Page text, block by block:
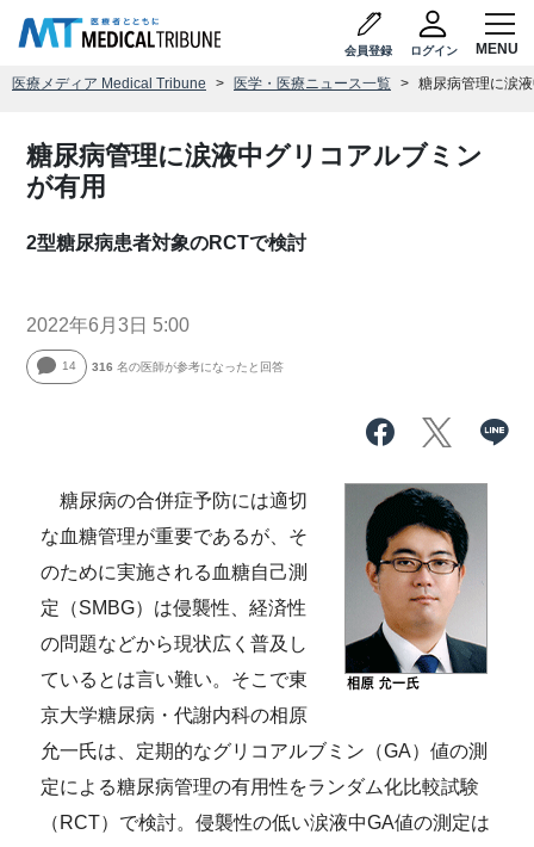
会員登録 ログイン
医療メディア Medical Tribune 医学・医療ニュース一覧 糖尿病管理に涙
糖尿病管理に涙液中グリコアルブミン
が有用
2型糖尿病患者対象のRCTで検討
2022年6月3日 5:00
14 316 名の医師が参考になったと回答
糖尿病の合併症予防には適切
な血糖管理が重要であるが、そ
のために実施される血糖自己測
定（SMBG）は侵襲性、経済性
の問題などから現状広く普及し
ているとは言い難い。そこで東
京大学糖尿病・代謝内科の相原
允一氏は、定期的なグリコアルブミン（GA）値の測
定による糖尿病管理の有用性をランダム化比較試験
（RCT）で検討。侵襲性の低い涙液中GA値の測定は